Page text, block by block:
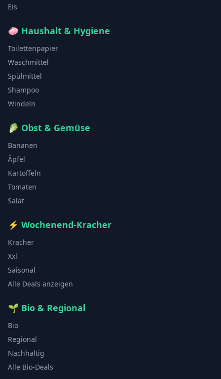
Eis
🧼 Haushalt & Hygiene
Toilettenpapier
Waschmittel
Spülmittel
Shampoo
Windeln
🥬 Obst & Gemüse
Bananen
Äpfel
Kartoffeln
Tomaten
Salat
⚡ Wochenend-Kracher
Kracher
Xxl
Saisonal
Alle Deals anzeigen
🌱 Bio & Regional
Bio
Regional
Nachhaltig
Alle Bio-Deals